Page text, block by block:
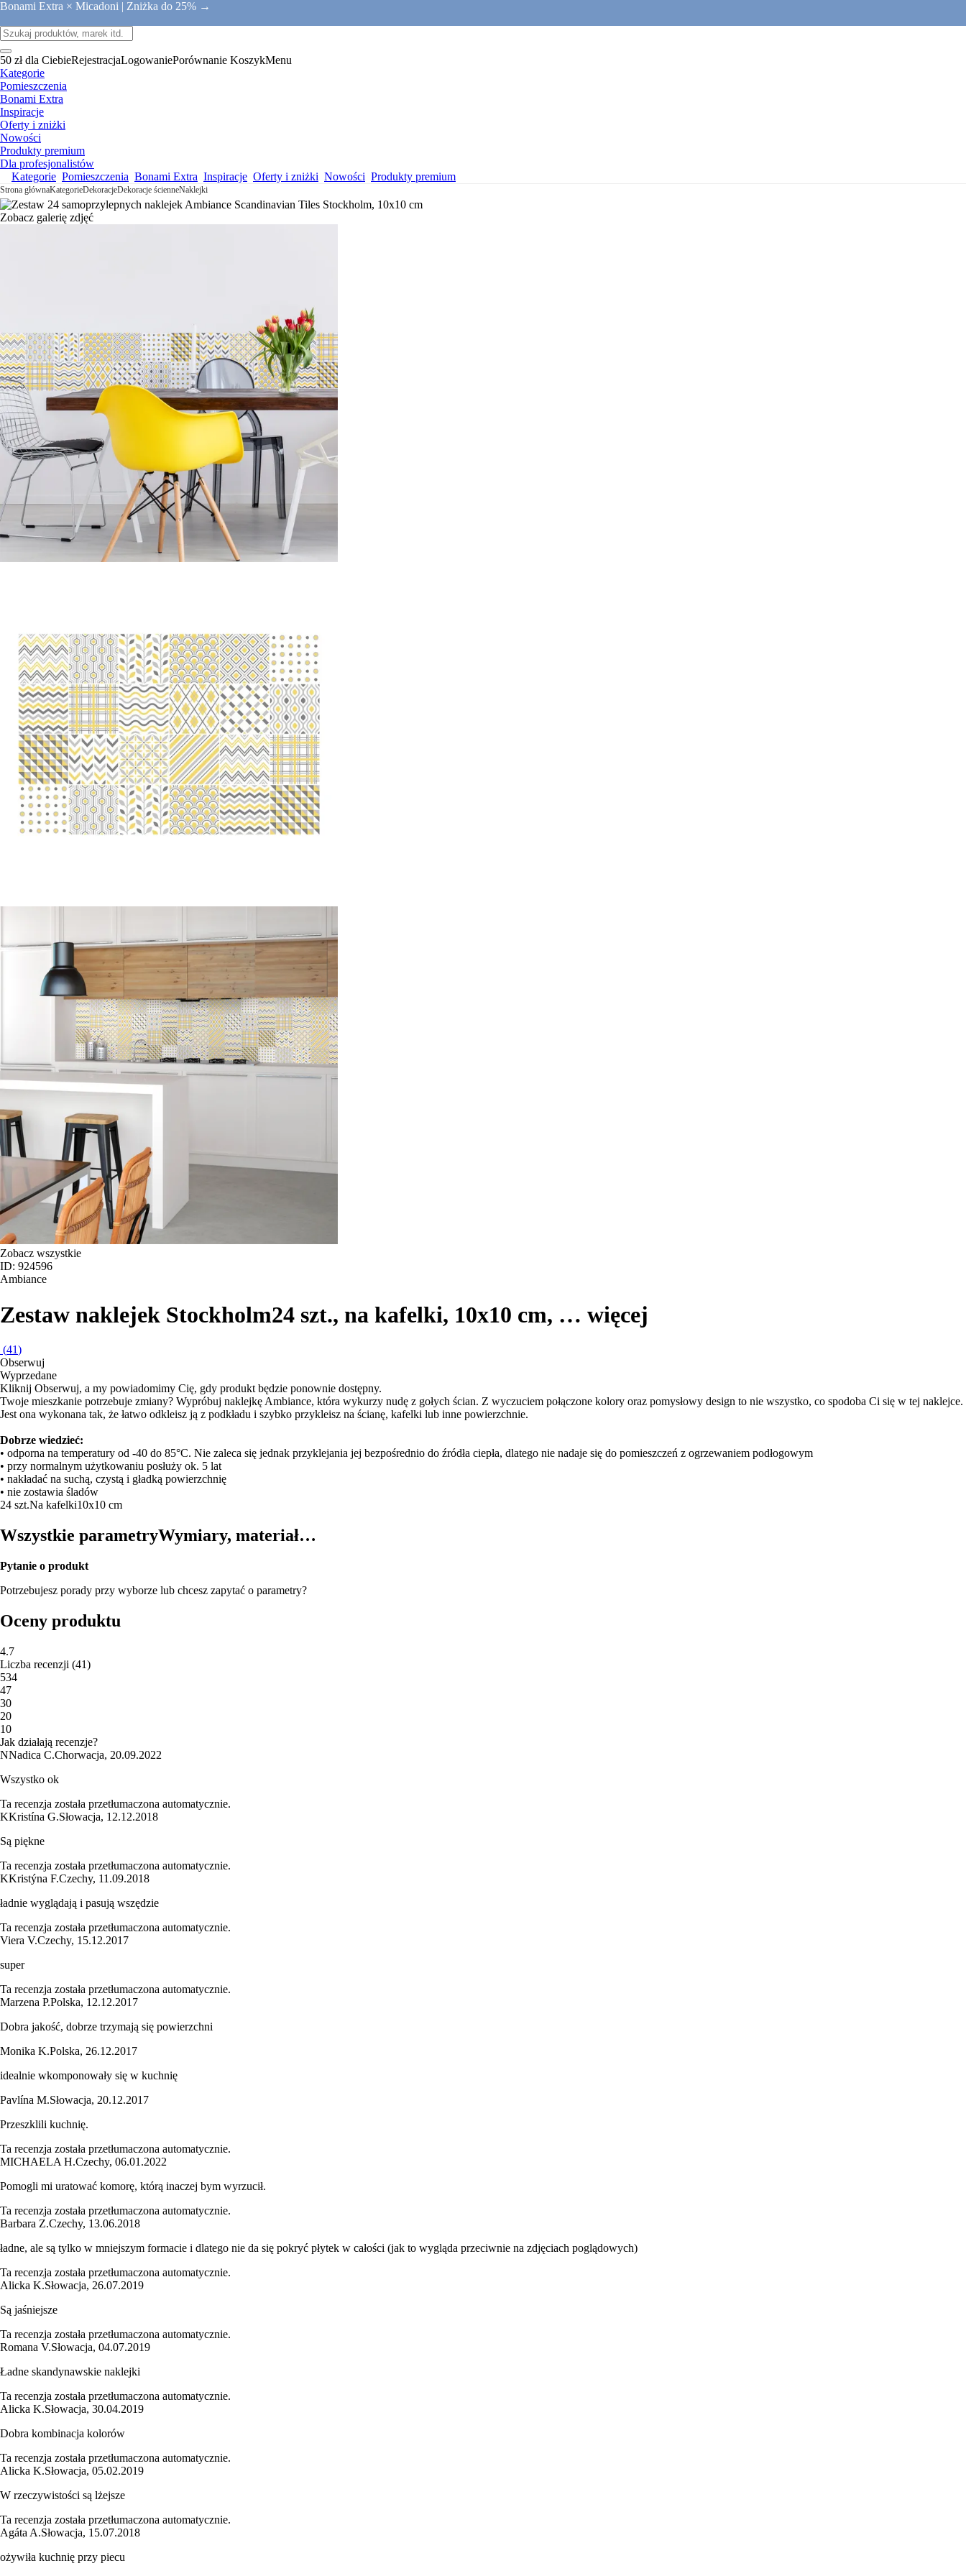
Bonami Extra × Micadoni | Zniżka do 25% →
50 zł dla CiebieRejestracjaLogowaniePorównanie KoszykMenu
Kategorie
Pomieszczenia
Bonami Extra
Inspiracje
Oferty i zniżki
Nowości
Produkty premium
Dla profesjonalistów
Kategorie Pomieszczenia Bonami Extra Inspiracje Oferty i zniżki Nowości Produkty premium
Strona głównaKategorieDekoracjeDekoracje ścienneNaklejki
Zobacz galerię zdjęć
Zobacz wszystkie
ID: 924596
Ambiance
Zestaw naklejek Stockholm24 szt., na kafelki, 10x10 cm, … więcej
(41)
Obserwuj
Wyprzedane
Kliknij Obserwuj, a my powiadomimy Cię, gdy produkt będzie ponownie dostępny.
Twoje mieszkanie potrzebuje zmiany? Wypróbuj naklejkę Ambiance, która wykurzy nudę z gołych ścian. Z wyczuciem połączone kolory oraz pomysłowy design to nie wszystko, co spodoba Ci się w tej naklejce.
Jest ona wykonana tak, że łatwo odkleisz ją z podkładu i szybko przykleisz na ścianę, kafelki lub inne powierzchnie.
Dobrze wiedzieć:
• odporna na temperatury od -40 do 85°C. Nie zaleca się jednak przyklejania jej bezpośrednio do źródła ciepła, dlatego nie nadaje się do pomieszczeń z ogrzewaniem podłogowym
• przy normalnym użytkowaniu posłuży ok. 5 lat
• nakładać na suchą, czystą i gładką powierzchnię
• nie zostawia śladów
24 szt.Na kafelki10x10 cm
Wszystkie parametryWymiary, materiał…
Pytanie o produkt
Potrzebujesz porady przy wyborze lub chcesz zapytać o parametry?
Oceny produktu
4.7
Liczba recenzji (41)
534
47
30
20
10
Jak działają recenzje?
NNadica C.Chorwacja, 20.09.2022
Wszystko ok
Ta recenzja została przetłumaczona automatycznie.
KKristína G.Słowacja, 12.12.2018
Są piękne
Ta recenzja została przetłumaczona automatycznie.
KKristýna F.Czechy, 11.09.2018
ładnie wyglądają i pasują wszędzie
Ta recenzja została przetłumaczona automatycznie.
Viera V.Czechy, 15.12.2017
super
Ta recenzja została przetłumaczona automatycznie.
Marzena P.Polska, 12.12.2017
Dobra jakość, dobrze trzymają się powierzchni
Monika K.Polska, 26.12.2017
idealnie wkomponowały się w kuchnię
Pavlína M.Słowacja, 20.12.2017
Przeszklili kuchnię.
Ta recenzja została przetłumaczona automatycznie.
MICHAELA H.Czechy, 06.01.2022
Pomogli mi uratować komorę, którą inaczej bym wyrzucił.
Ta recenzja została przetłumaczona automatycznie.
Barbara Z.Czechy, 13.06.2018
ładne, ale są tylko w mniejszym formacie i dlatego nie da się pokryć płytek w całości (jak to wygląda przeciwnie na zdjęciach poglądowych)
Ta recenzja została przetłumaczona automatycznie.
Alicka K.Słowacja, 26.07.2019
Są jaśniejsze
Ta recenzja została przetłumaczona automatycznie.
Romana V.Słowacja, 04.07.2019
Ładne skandynawskie naklejki
Ta recenzja została przetłumaczona automatycznie.
Alicka K.Słowacja, 30.04.2019
Dobra kombinacja kolorów
Ta recenzja została przetłumaczona automatycznie.
Alicka K.Słowacja, 05.02.2019
W rzeczywistości są lżejsze
Ta recenzja została przetłumaczona automatycznie.
Agáta A.Słowacja, 15.07.2018
ożywiła kuchnię przy piecu